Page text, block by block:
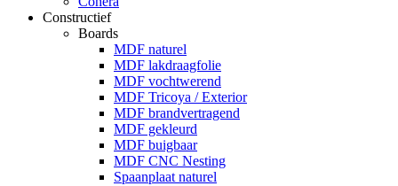
Constructief
Boards
MDF naturel
MDF lakdraagfolie
MDF vochtwerend
MDF Tricoya / Exterior
MDF brandvertragend
MDF gekleurd
MDF buigbaar
MDF CNC Nesting
Spaanplaat naturel